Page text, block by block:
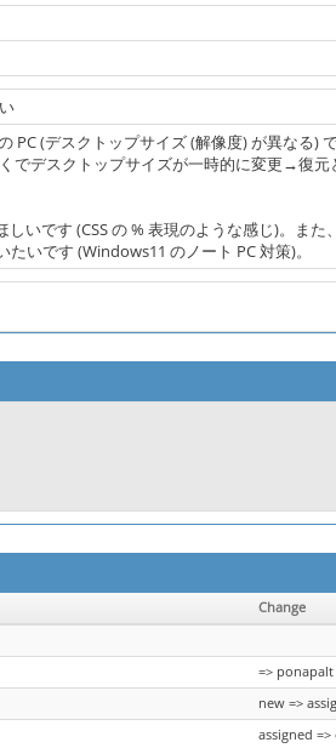
PC (デスクトップサイズ (解像度) が異なる)
でデスクトップサイズが一時的に変更→復
いです (CSS の % 表現のような感じ)。ま
いです (Windows11 のノート PC 対策)。
Change
=> ponapalt
new =>
assigned